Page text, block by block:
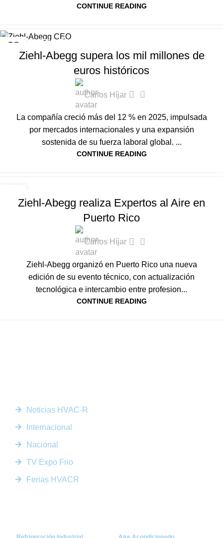
CONTINUE READING
28 ACTUALIDAD
Ziehl-Abegg supera los mil millones de
euros históricos
Carlos Híjar 0
La compañía creció más del 12 % en 2025, impulsada
por mercados internacionales y una expansión
sostenida de su fuerza laboral global. ...
CONTINUE READING
Ziehl-Abegg realiza Expertos al Aire en
Puerto Rico
Carlos Híjar 0
Ziehl-Abegg organizó en Puerto Rico una nueva
edición de su evento técnico, con actualización
tecnológica e intercambio entre profesion...
CONTINUE READING
Noticias HVAC-R
Internacional
Nacional
TV Expo Frio
Ferias HVACR